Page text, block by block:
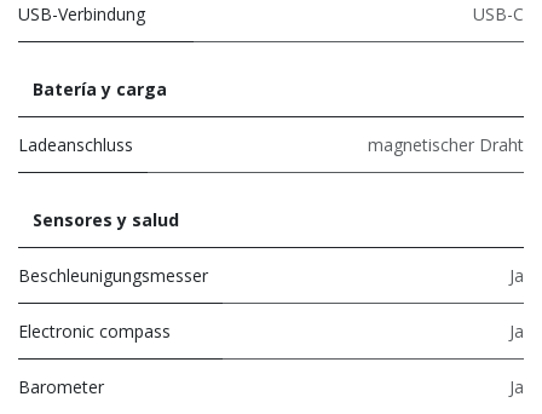
USB-Verbindung USB-C
Batería y carga
Ladeanschluss magnetischer Draht
Sensores y salud
Beschleunigungsmesser Ja
Electronic compass Ja
Barometer Ja